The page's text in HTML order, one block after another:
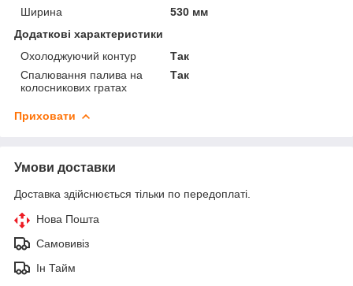
Ширина
530 мм
Додаткові характеристики
Охолоджуючий контур
Так
Спалювання палива на
колосникових гратах
Так
Приховати
Умови доставки
Доставка здійснюється тільки по передоплаті.
Нова Пошта
Самовивіз
Ін Тайм